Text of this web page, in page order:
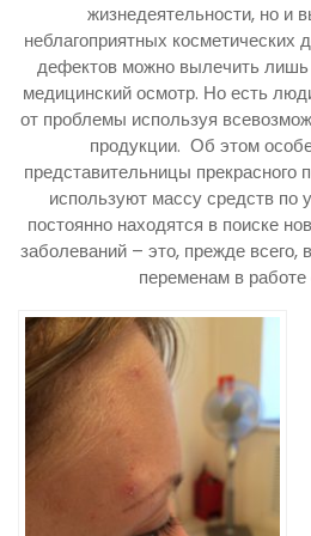
жизнедеятельности, но и
неблагоприятных косметических
дефектов можно вылечить
медицинский осмотр. Но есть
от проблемы используя
продукции. Об этом
представительницы прекрасного
используют массу средств по
постоянно находятся в поиске
заболеваний – это, прежде
переменам в работе